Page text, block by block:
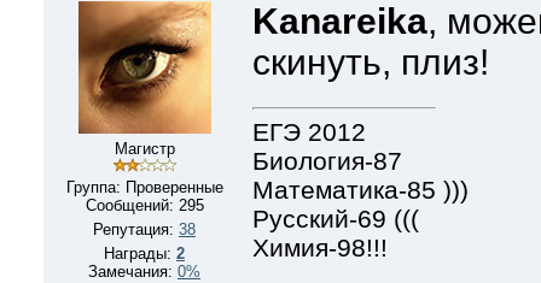
Магистр
Группа: Проверенные
Сообщений: 295
Репутация: 38
Награды: 2
Замечания: 0%
Kanareika,
скинуть, плиз!
ЕГЭ 2012
Биология-87
Математика-85 )))
Русский-69 (((
Химия-98!!!